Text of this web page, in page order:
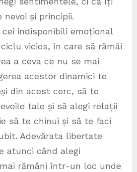
și principii.
indisponibili emoțional
vicios, în care să rămâi
a ceva ce nu se mai
acestor dinamici te
din acest cerc, să te
tale și să alegi relații
să te chinui și să te faci
Adevărata libertate
atunci când alegi
rămâni într-un loc unde